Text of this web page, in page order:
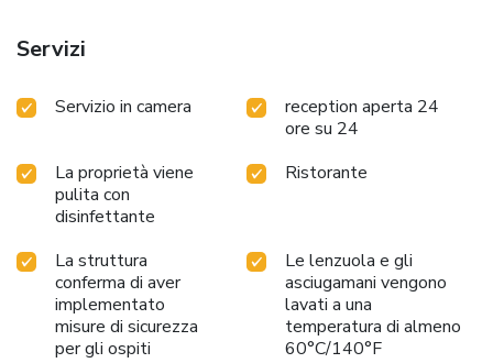
accessible with the convenience of dry cleaning service
located on the premises. Your stay will be comfortable
and daily housekeeping as an in-room amenity for your
relaxation and enjoyment.Smoking is permitted solely in
day stress-free at Hotel New House as breakfast is made
available for you on the premises.How about kicking off
each day of your getaway with a delicious cup of coffee? At
the hotel, relish in the invigorating taste of a freshly
brewed, excellent coffee.Various excellent meal offerings
at hotel ensure that enticing and easily accessible options
are constantly available. Upon your arrival, don't miss
experiencing bar for enjoyable in-house evening
Servizi
Servizio in camera
reception aperta 24
ore su 24
La proprietà viene
pulita con
disinfettante
Ristorante
La struttura
conferma di aver
implementato
misure di sicurezza
per gli ospiti
Le lenzuola e gli
asciugamani vengono
lavati a una
temperatura di almeno
60°C/140°F